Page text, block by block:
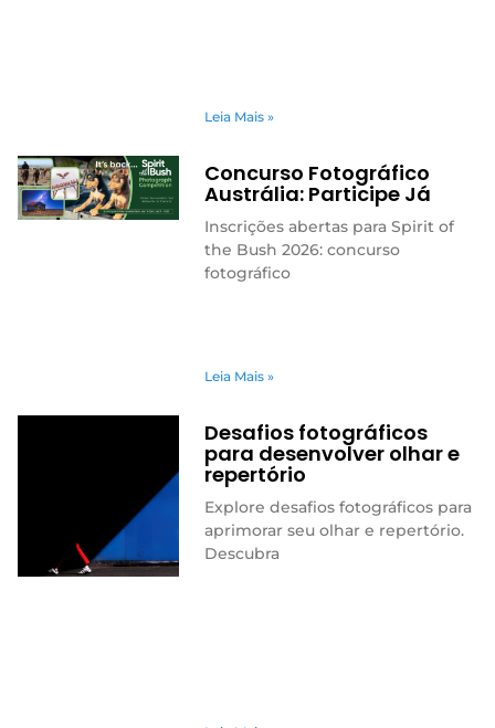
Leia Mais »
Concurso Fotográfico
Austrália: Participe Já
Inscrições abertas para Spirit of
the Bush 2026: concurso
fotográfico
Leia Mais »
Desafios fotográficos
para desenvolver olhar e
repertório
Explore desafios fotográficos para
aprimorar seu olhar e repertório.
Descubra